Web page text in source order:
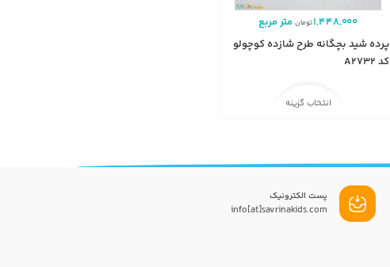
1,448,000تومانمتر مربع
پرده شید بچگانه طرح شازده کوچولو
کد A2732
انتخاب گزینه
پست الکترونیک
info[at]savrinakids.com